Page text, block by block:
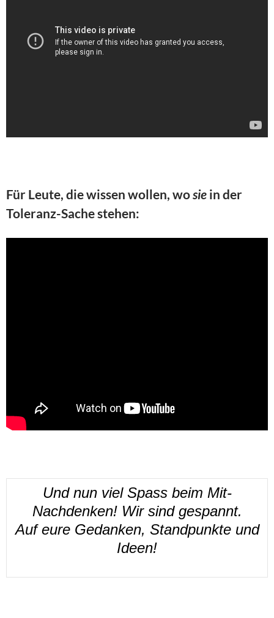
Für Leute, die wissen wollen, wosiein der
Toleranz-Sache stehen:
Und nun viel Spass beim Mit-
Nachdenken! Wir sind gespannt.
Auf eure Gedanken, Standpunkte und
Ideen!